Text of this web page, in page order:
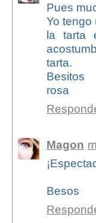
Pues
Yo tengo
la tarta
tarta.
Besitos
rosa
Magon
Besos